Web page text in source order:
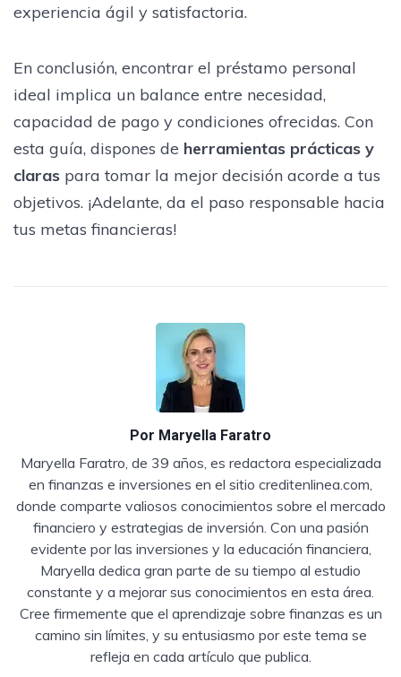
experiencia ágil y satisfactoria.
En conclusión, encontrar el préstamo personal
ideal implica un balance entre necesidad,
capacidad de pago y condiciones ofrecidas. Con
esta guía, dispones de herramientas prácticas y
claras para tomar la mejor decisión acorde a tus
objetivos. ¡Adelante, da el paso responsable hacia
tus metas financieras!
Por Maryella Faratro
Maryella Faratro, de 39 años, es redactora especializada
en finanzas e inversiones en el sitio creditenlinea.com,
donde comparte valiosos conocimientos sobre el mercado
financiero y estrategias de inversión. Con una pasión
evidente por las inversiones y la educación financiera,
Maryella dedica gran parte de su tiempo al estudio
constante y a mejorar sus conocimientos en esta área.
Cree firmemente que el aprendizaje sobre finanzas es un
camino sin límites, y su entusiasmo por este tema se
refleja en cada artículo que publica.